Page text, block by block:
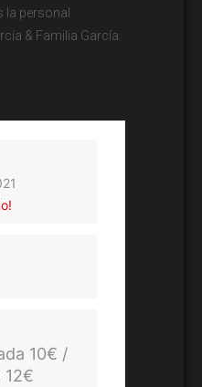
la personal
& Familia García.
10€ /
12€